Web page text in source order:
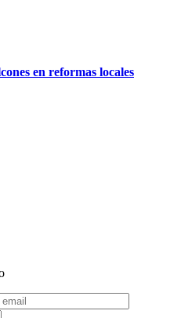
en reformas locales